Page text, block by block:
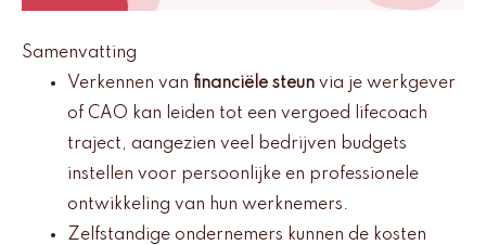
Samenvatting
Verkennen van financiële steun via je werkgever
of CAO kan leiden tot een vergoed lifecoach
traject, aangezien veel bedrijven budgets
instellen voor persoonlijke en professionele
ontwikkeling van hun werknemers.
Zelfstandige ondernemers kunnen de kosten